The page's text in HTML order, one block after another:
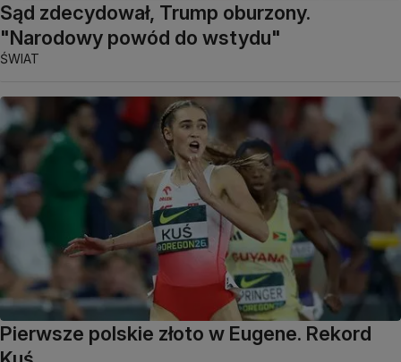
Sąd zdecydował, Trump oburzony.
"Narodowy powód do wstydu"
ŚWIAT
Pierwsze polskie złoto w Eugene. Rekord